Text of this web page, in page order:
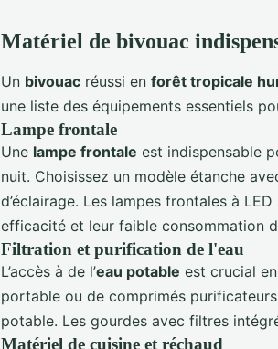
Matériel de bivouac
Un bivouac réussi en forêt tropicale
une liste des équipements essentiels
Lampe frontale
Une lampe frontale est indispensable
nuit. Choisissez un modèle étanche
d’éclairage. Les lampes frontales à
efficacité et leur faible consommation
Filtration et purification de l'eau
L’accès à de l’eau potable est crucial en
portable ou de comprimés
potable. Les gourdes avec filtres
Matériel de cuisine et réchaud